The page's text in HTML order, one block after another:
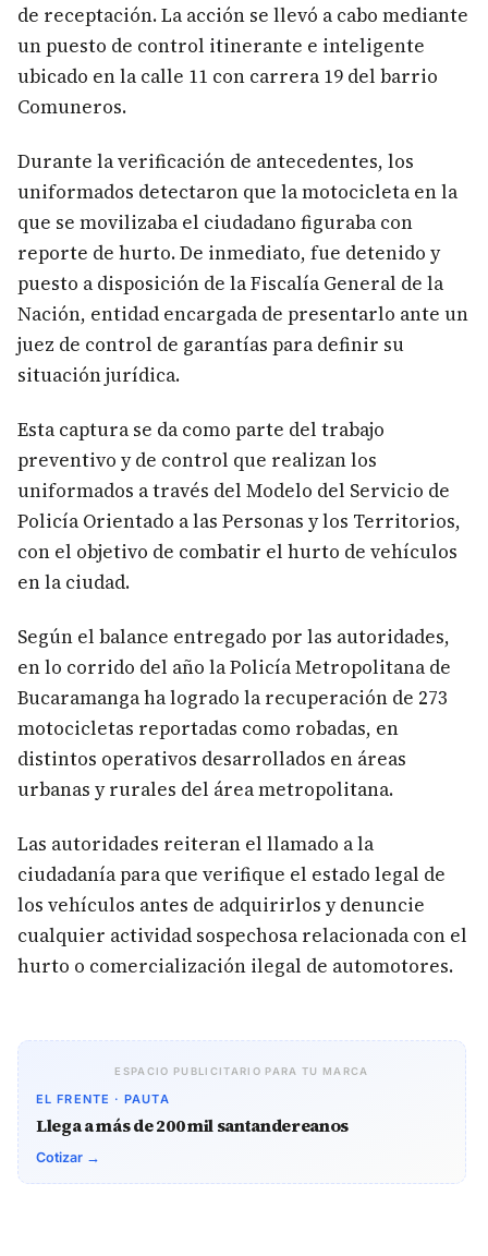
de receptación. La acción se llevó a cabo mediante
un puesto de control itinerante e inteligente
ubicado en la calle 11 con carrera 19 del barrio
Comuneros.
Durante la verificación de antecedentes, los
uniformados detectaron que la motocicleta en la
que se movilizaba el ciudadano figuraba con
reporte de hurto. De inmediato, fue detenido y
puesto a disposición de la Fiscalía General de la
Nación, entidad encargada de presentarlo ante un
juez de control de garantías para definir su
situación jurídica.
Esta captura se da como parte del trabajo
preventivo y de control que realizan los
uniformados a través del Modelo del Servicio de
Policía Orientado a las Personas y los Territorios,
con el objetivo de combatir el hurto de vehículos
en la ciudad.
Según el balance entregado por las autoridades,
en lo corrido del año la Policía Metropolitana de
Bucaramanga ha logrado la recuperación de 273
motocicletas reportadas como robadas, en
distintos operativos desarrollados en áreas
urbanas y rurales del área metropolitana.
Las autoridades reiteran el llamado a la
ciudadanía para que verifique el estado legal de
los vehículos antes de adquirirlos y denuncie
cualquier actividad sospechosa relacionada con el
hurto o comercialización ilegal de automotores.
ESPACIO PUBLICITARIO PARA TU MARCA
EL FRENTE · PAUTA
Llega a más de 200 mil santandereanos
Cotizar →